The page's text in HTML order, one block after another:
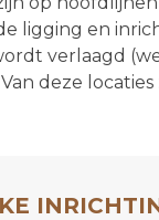
ligging en
verlaagd
Van deze